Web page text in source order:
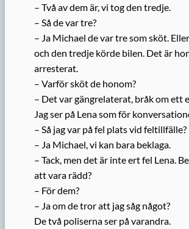
– Två av dem är, vi tog den tredje.
– Så de var tre?
– Ja Michael de var tre som sköt.
och den tredje körde bilen. Det är
arresterat.
– Varför sköt de honom?
– Det var gängrelaterat, bråk om ett
Jag ser på Lena som för
– Så jag var på fel plats vid feltillfälle?
– Ja Michael, vi kan bara beklaga.
– Tack, men det är inte ert fel Lena.
att vara rädd?
– För dem?
– Ja om de tror att jag såg något?
De två poliserna ser på varandra.